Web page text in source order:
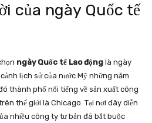
của ngày Quốc tế
ngày Quốc tế Lao động là ngày
lịch sử của nước Mỹ những năm
thành phố nổi tiếng về sản xuất công
thế giới là Chicago. Tại nơi đây diễn
nhiều công ty tư bản đã bắt buộc